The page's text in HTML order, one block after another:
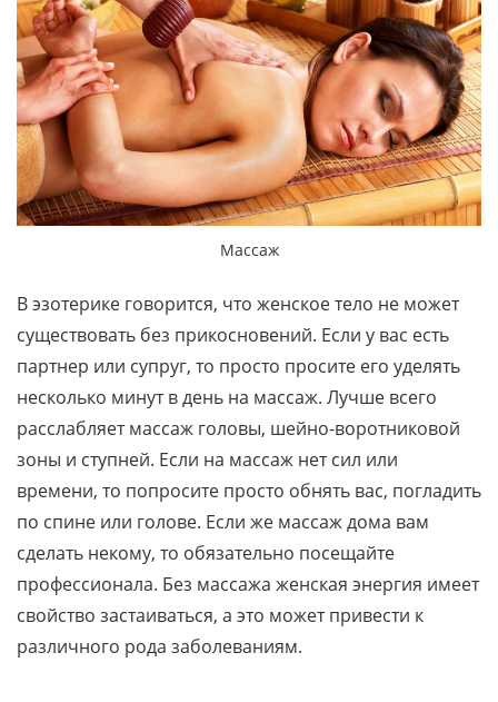
Массаж
В эзотерике говорится, что женское тело не может
существовать без прикосновений. Если у вас есть
партнер или супруг, то просто просите его уделять
несколько минут в день на массаж. Лучше всего
расслабляет массаж головы, шейно-воротниковой
зоны и ступней. Если на массаж нет сил или
времени, то попросите просто обнять вас, погладить
по спине или голове. Если же массаж дома вам
сделать некому, то обязательно посещайте
профессионала. Без массажа женская энергия имеет
свойство застаиваться, а это может привести к
различного рода заболеваниям.